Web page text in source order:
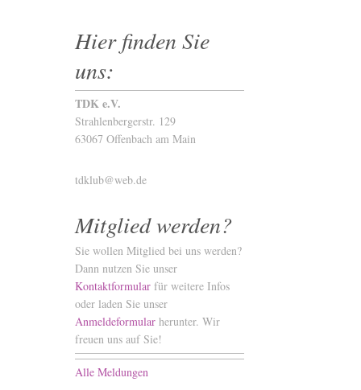
Hier finden Sie
uns:
TDK e.V.
Strahlenbergerstr. 129
63067 Offenbach am Main
tdklub@web.de
Mitglied werden?
Sie wollen Mitglied bei uns werden?
Dann nutzen Sie unser
Kontaktformularfür weitere Infos
oder laden Sie unser
Anmeldeformularherunter. Wir
freuen uns auf Sie!
Alle Meldungen